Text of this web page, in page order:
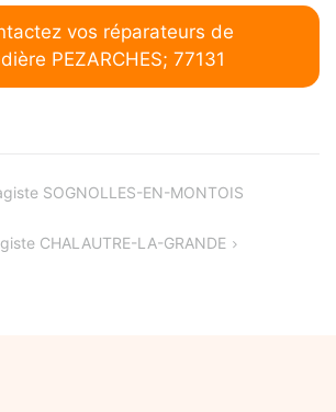
vos réparateurs de
PEZARCHES; 77131
SOGNOLLES-EN-MONTOIS
CHALAUTRE-LA-GRANDE